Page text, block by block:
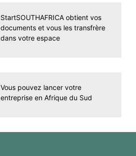
StartSOUTHAFRICA obtient vos
documents et vous les transfrère
dans votre espace
Vous pouvez lancer votre
entreprise en Afrique du Sud